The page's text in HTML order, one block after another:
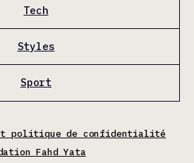
Tech
Styles
Sport
politique de confidentialité
Fahd Yata